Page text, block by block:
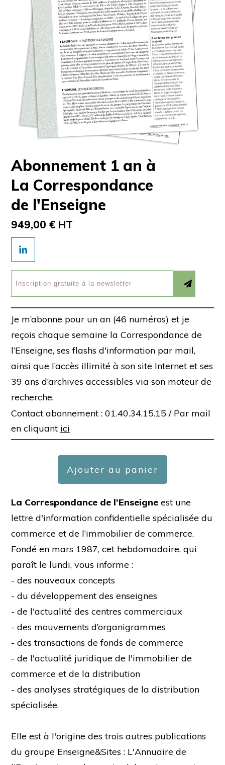
Abonnement 1 an à
La Correspondance
de l'Enseigne
949,00 € HT
Je m’abonne pour un an (46 numéros) et je
reçois chaque semaine la Correspondance de
l’Enseigne, ses flashs d'information par mail,
ainsi que l’accès illimité à son site Internet et ses
39 ans d’archives accessibles via son moteur de
recherche.
Contact abonnement : 01.40.34.15.15 / Par mail
en cliquant ici
Ajouter au panier
La Correspondance de l’Enseigne est une
lettre d'information confidentielle spécialisée du
commerce et de l’immobilier de commerce.
Fondé en mars 1987, cet hebdomadaire, qui
paraît le lundi, vous informe :
- des nouveaux concepts
- du développement des enseignes
- de l'actualité des centres commerciaux
- des mouvements d’organigrammes
- des transactions de fonds de commerce
- de l'actualité juridique de l'immobilier de
commerce et de la distribution
- des analyses stratégiques de la distribution
spécialisée.
Elle est à l'origine des trois autres publications
du groupe Enseigne&Sites : L'Annuaire de